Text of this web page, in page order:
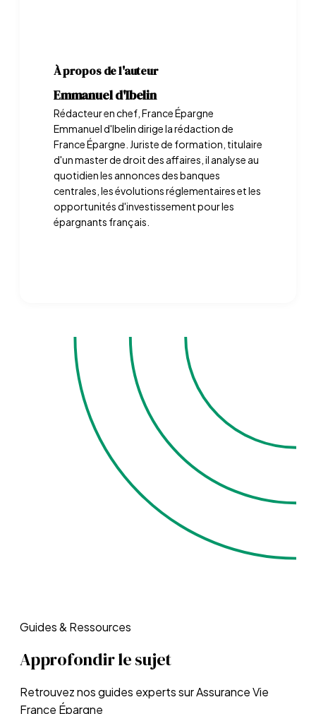
À propos de l'auteur
Emmanuel d'Ibelin
Rédacteur en chef, France Épargne
Emmanuel d'Ibelin dirige la rédaction de
France Épargne. Juriste de formation, titulaire
d'un master de droit des affaires, il analyse au
quotidien les annonces des banques
centrales, les évolutions réglementaires et les
opportunités d'investissement pour les
épargnants français.
Guides & Ressources
Approfondir le sujet
Retrouvez nos guides experts surAssurance Vie
France Épargne